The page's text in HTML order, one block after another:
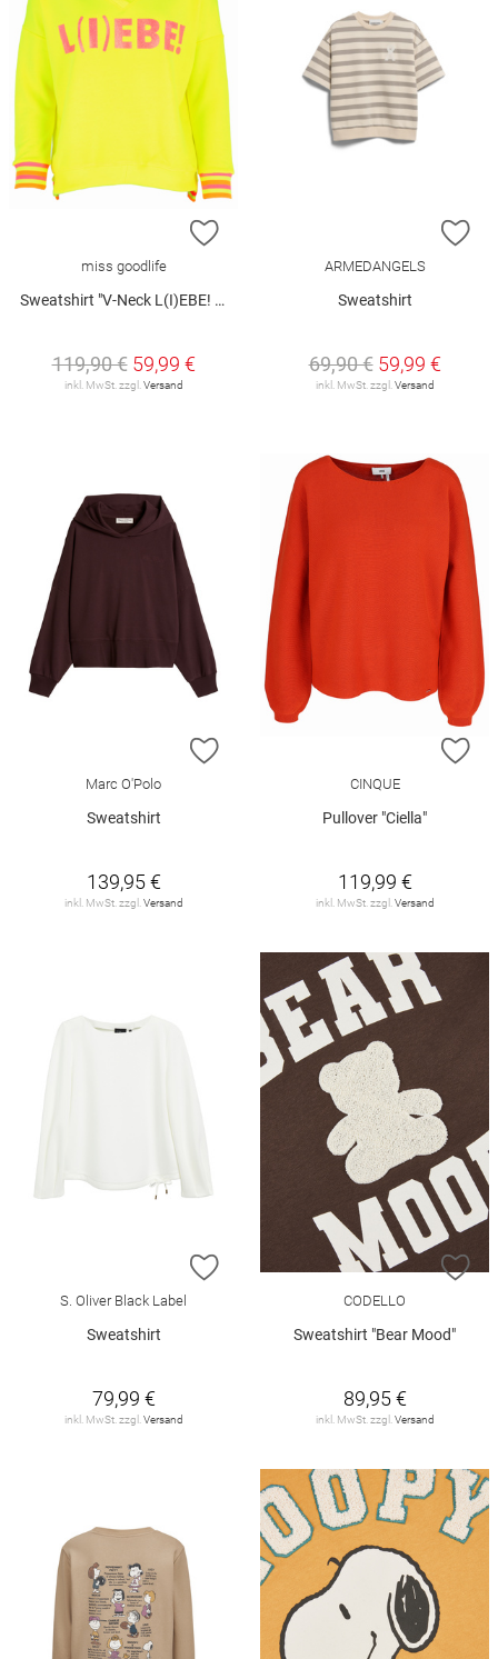
ZUR WUNSCHLISTE HINZUFÜGEN
miss goodlife
Sweatshirt "V-Neck L(I)EBE! Glitter"
119,90 € 59,99 €
inkl. MwSt. zzgl.Versand
ARMEDANGELS
Sweatshirt
69,90 € 59,99 €
inkl. MwSt. zzgl.Versand
ZUR WUNSCHLISTE HINZUFÜGEN
Marc O'Polo
Sweatshirt
139,95 €
inkl. MwSt. zzgl. Versand
CINQUE
Pullover "Ciella"
119,99 €
inkl. MwSt. zzgl. Versand
ZUR WUNSCHLISTE HINZUFÜGEN
S. Oliver Black Label
Sweatshirt
79,99 €
inkl. MwSt. zzgl.Versand
CODELLO
Sweatshirt "Bear Mood"
89,95 €
inkl. MwSt. zzgl.Versand